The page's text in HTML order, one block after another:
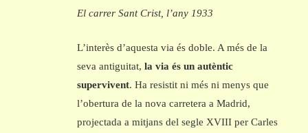
El carrer Sant Crist, l’any 1933
L’interès d’aquesta via és doble. A més de la
seva antiguitat, la via és un autèntic
supervivent. Ha resistit ni més ni menys que
l’obertura de la nova carretera a Madrid,
projectada a mitjans del segle XVIII per Carles